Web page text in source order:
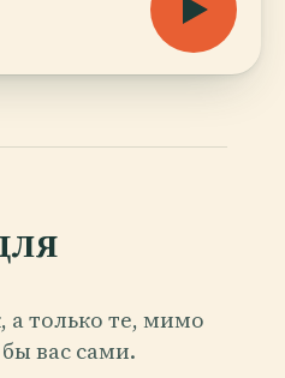
только те, мимо
вас сами.